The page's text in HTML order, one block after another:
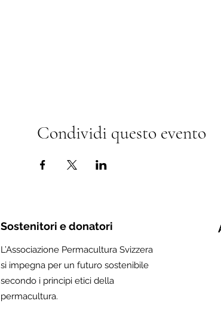
Condividi questo evento
Sostenitori e donatori
L’Associazione Permacultura Svizzera
si impegna per un futuro sostenibile
secondo i principi etici della
permacultura.